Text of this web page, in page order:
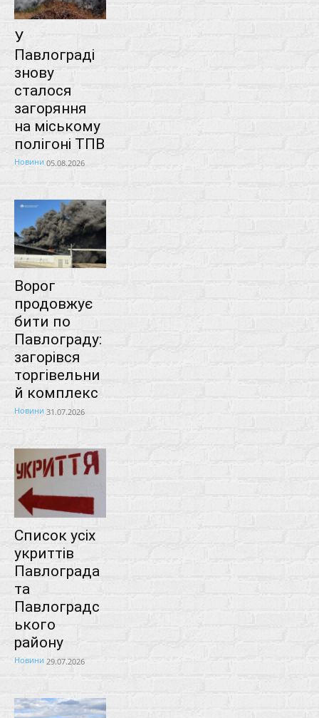
У
Павлограді
знову
сталося
загоряння
на міському
полігоні ТПВ
Новини 05.08.2026
Ворог
продовжує
бити по
Павлограду:
загорівся
торгівельни
й комплекс
Новини 31.07.2026
Список усіх
укриттів
Павлограда
та
Павлоградс
ького
району
Новини 29.07.2026